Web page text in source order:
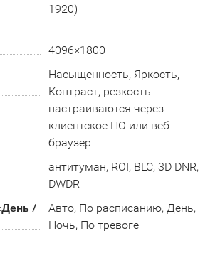
1920)
4096×1800
Насыщенность, Яркость,
Контраст, резкость
настраиваются через
клиентское ПО или веб-
браузер
антитуман, ROI, BLC, 3D DNR,
DWDR
/
Авто, По расписанию, День,
Ночь, По тревоге